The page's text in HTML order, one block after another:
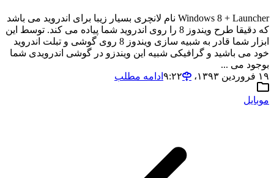
Windows 8 + Launcher نام لانچری بسیار زیبا برای اندروید می باشد
که دقیقا طرح ویندوز 8 را روی اندروید شما پیاده می کند. توسط این
ابزار شما قادر به شبیه سازی ویندوز 8 روی گوشی و تبلت اندروید
خود می باشید و گرافیکی شبیه این ویندزو در گوشی اندرویدی شما
بوجود می ...
۱۹ فروردین ۱۳۹۳،‏ ۹:۲۲
ادامه مطلب
موبایل